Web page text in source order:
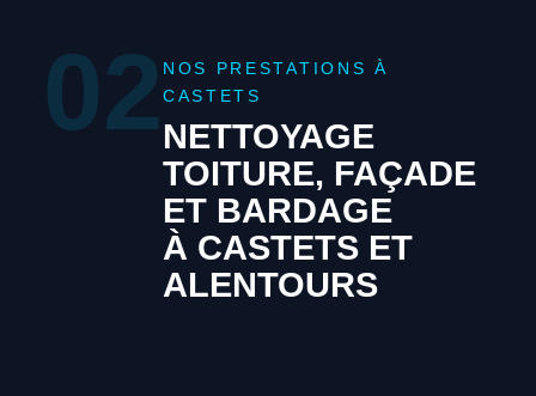
02 NOS PRESTATIONS À
CASTETS
NETTOYAGE
TOITURE, FAÇADE
ET BARDAGE
À CASTETS ET
ALENTOURS